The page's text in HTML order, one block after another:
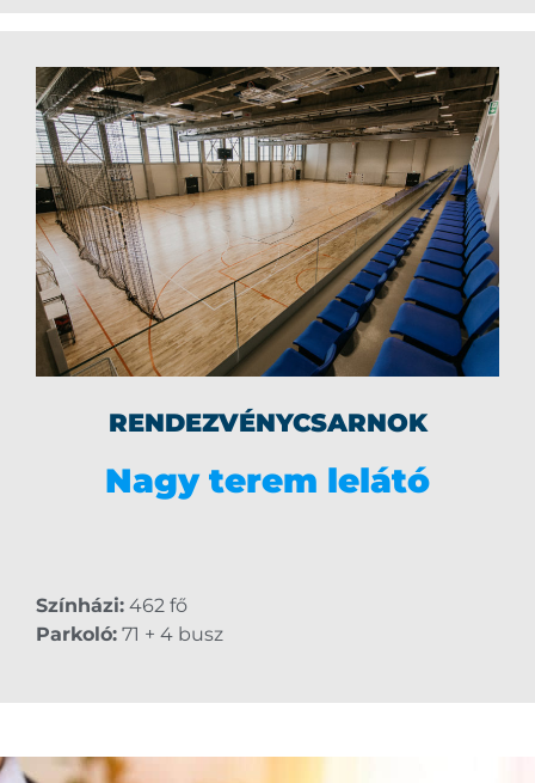
RENDEZVÉNYCSARNOK
Nagy terem lelátó
Színházi: 462 fő
Parkoló: 71 + 4 busz